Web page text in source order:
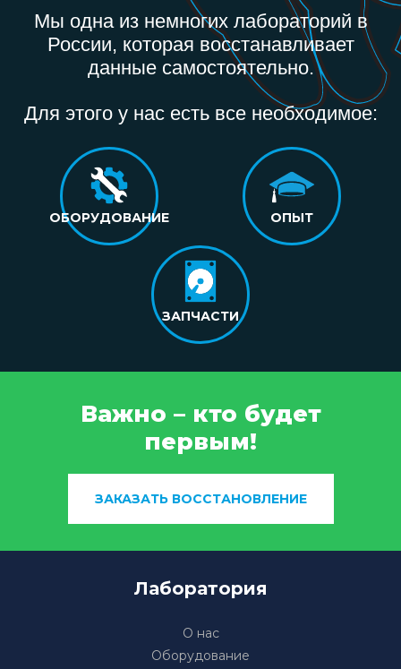
Мы одна из немногих лабораторий в
России, которая восстанавливает
данные самостоятельно.
Для этого у нас есть все необходимое:
ОБОРУДОВАНИЕ ОПЫТ
ЗАПЧАСТИ
Важно – кто будет
первым!
ЗАКАЗАТЬ ВОССТАНОВЛЕНИЕ
Лаборатория
О нас
Оборудование